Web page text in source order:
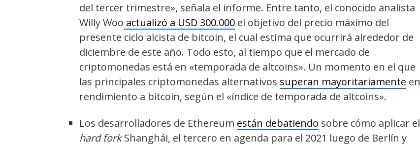
del tercer trimestre», señala el informe. Entre tanto, el conocido analista
Willy Woo actualizó a USD 300.000 el objetivo del precio máximo del
presente ciclo alcista de bitcoin, el cual estima que ocurrirá alrededor de
diciembre de este año. Todo esto, al tiempo que el mercado de
criptomonedas está en «temporada de altcoins». Un momento en el que
las principales criptomonedas alternativos superan mayoritariamente en
rendimiento a bitcoin, según el «índice de temporada de altcoins».
Los desarrolladores de Ethereum están debatiendo sobre cómo aplicar el
hard forkShanghái, el tercero en agenda para el 2021 luego de Berlín y